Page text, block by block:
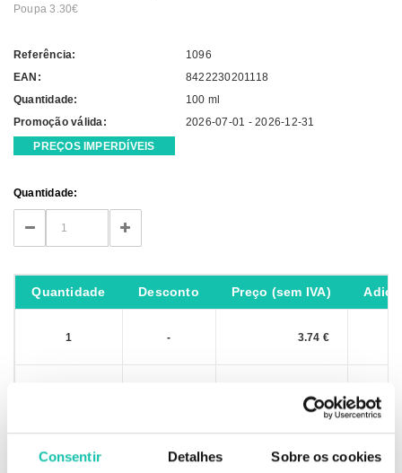
Consentir Detalhes Sobre os cookies
Poupa 3.30€
Referência:
1096
EAN:
8422230201118
Quantidade:
100 ml
Promoção válida:
2026-07-01 - 2026-12-31
PREÇOS IMPERDÍVEIS
Current
Stock:
Quantidade:
DECREASE
QUANTITY:
INCREASE
QUANTITY:
Quantidade Desconto Preço (sem IVA)
1 - 3.74 €